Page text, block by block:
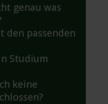
genau was
den passenden
Studium
keine